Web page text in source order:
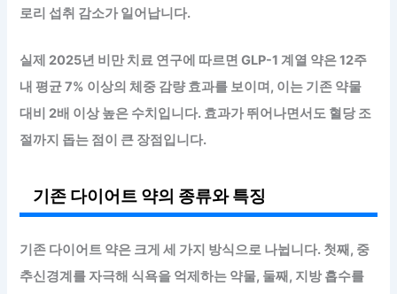
로리 섭취 감소가 일어납니다.
실제 2025년 비만 치료 연구에 따르면 GLP-1 계열 약은 12주
내 평균 7% 이상의 체중 감량 효과를 보이며, 이는 기존 약물
대비 2배 이상 높은 수치입니다. 효과가 뛰어나면서도 혈당 조
절까지 돕는 점이 큰 장점 입니다.
기존 다이어트 약의 종류와 특징
기존 다이어트 약은 크게 세 가지 방식으로 나뉩니다. 첫째, 중
추신경계를 자극해 식욕을 억제하는 약물, 둘째, 지방 흡수를